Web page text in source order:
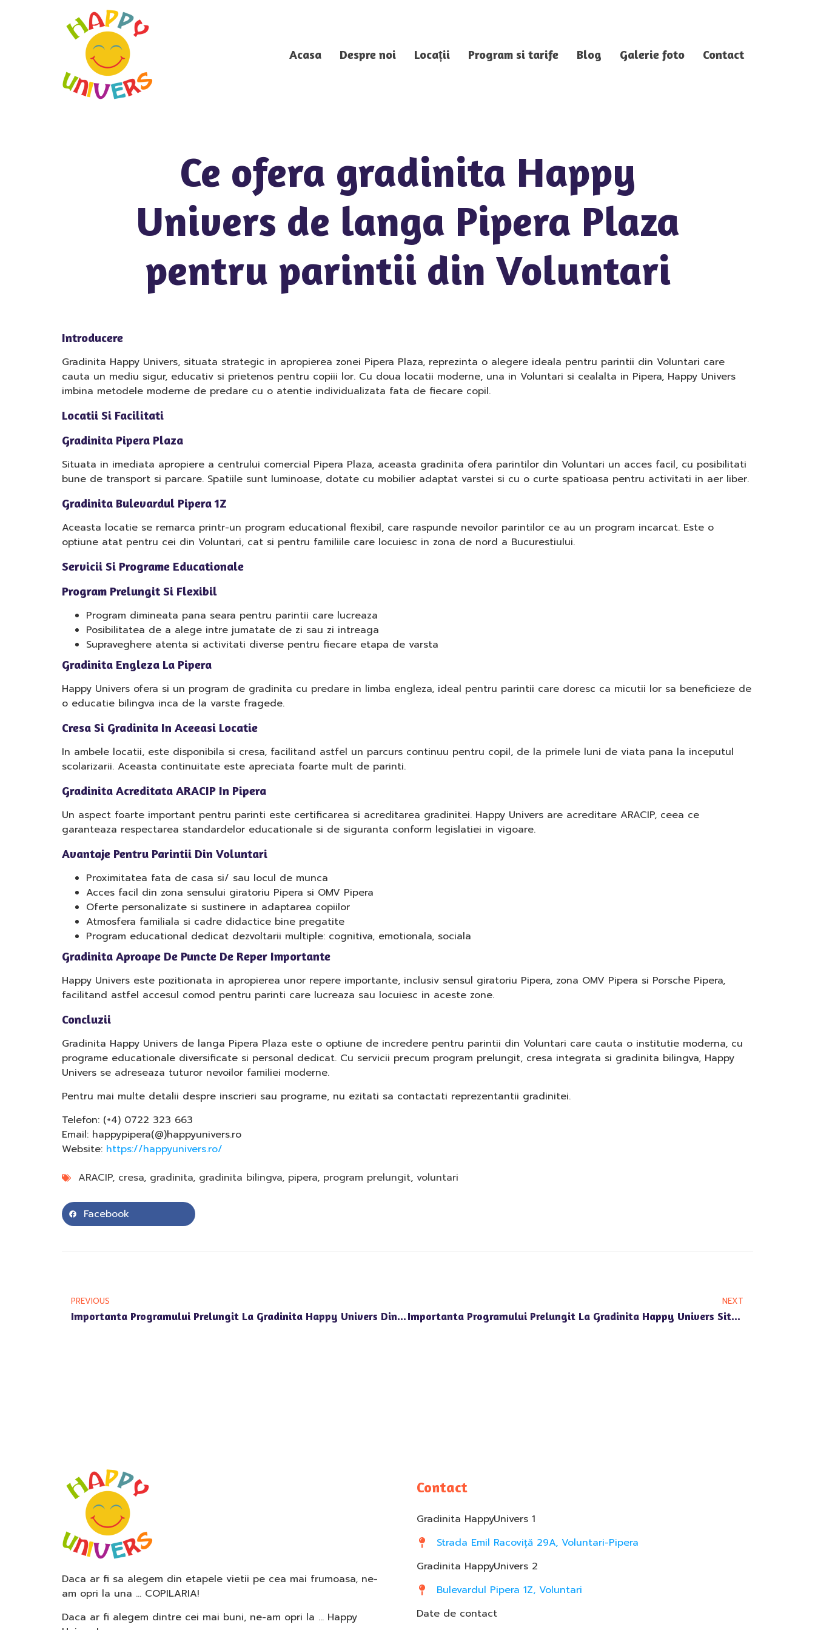
Acasa Despre noi Locații Program si tarife Blog Galerie foto Contact
Ce ofera gradinita Happy
Univers de langa Pipera Plaza
pentru parintii din Voluntari
Introducere
Gradinita Happy Univers, situata strategic in apropierea zonei Pipera Plaza, reprezinta o alegere ideala pentru parintii din Voluntari care
cauta un mediu sigur, educativ si prietenos pentru copiii lor. Cu doua locatii moderne, una in Voluntari si cealalta in Pipera, Happy Univers
imbina metodele moderne de predare cu o atentie individualizata fata de fiecare copil.
Locatii Si Facilitati
Gradinita Pipera Plaza
Situata in imediata apropiere a centrului comercial Pipera Plaza, aceasta gradinita ofera parintilor din Voluntari un acces facil, cu posibilitati
bune de transport si parcare. Spatiile sunt luminoase, dotate cu mobilier adaptat varstei si cu o curte spatioasa pentru activitati in aer liber.
Gradinita Bulevardul Pipera 1Z
Aceasta locatie se remarca printr-un program educational flexibil, care raspunde nevoilor parintilor ce au un program incarcat. Este o
optiune atat pentru cei din Voluntari, cat si pentru familiile care locuiesc in zona de nord a Bucurestiului.
Servicii Si Programe Educationale
Program Prelungit Si Flexibil
Program dimineata pana seara pentru parintii care lucreaza
Posibilitatea de a alege intre jumatate de zi sau zi intreaga
Supraveghere atenta si activitati diverse pentru fiecare etapa de varsta
Gradinita Engleza La Pipera
Happy Univers ofera si un program de gradinita cu predare in limba engleza, ideal pentru parintii care doresc ca micutii lor sa beneficieze de
o educatie bilingva inca de la varste fragede.
Cresa Si Gradinita In Aceeasi Locatie
In ambele locatii, este disponibila si cresa, facilitand astfel un parcurs continuu pentru copil, de la primele luni de viata pana la inceputul
scolarizarii. Aceasta continuitate este apreciata foarte mult de parinti.
Gradinita Acreditata ARACIP In Pipera
Un aspect foarte important pentru parinti este certificarea si acreditarea gradinitei. Happy Univers are acreditare ARACIP, ceea ce
garanteaza respectarea standardelor educationale si de siguranta conform legislatiei in vigoare.
Avantaje Pentru Parintii Din Voluntari
Proximitatea fata de casa si/ sau locul de munca
Acces facil din zona sensului giratoriu Pipera si OMV Pipera
Oferte personalizate si sustinere in adaptarea copiilor
Atmosfera familiala si cadre didactice bine pregatite
Program educational dedicat dezvoltarii multiple: cognitiva, emotionala, sociala
Gradinita Aproape De Puncte De Reper Importante
Happy Univers este pozitionata in apropierea unor repere importante, inclusiv sensul giratoriu Pipera, zona OMV Pipera si Porsche Pipera,
facilitand astfel accesul comod pentru parinti care lucreaza sau locuiesc in aceste zone.
Concluzii
Gradinita Happy Univers de langa Pipera Plaza este o optiune de incredere pentru parintii din Voluntari care cauta o institutie moderna, cu
programe educationale diversificate si personal dedicat. Cu servicii precum program prelungit, cresa integrata si gradinita bilingva, Happy
Univers se adreseaza tuturor nevoilor familiei moderne.
Pentru mai multe detalii despre inscrieri sau programe, nu ezitati sa contactati reprezentantii gradinitei.
Telefon: (+4) 0722 323 663
Email: happypipera(@)happyunivers.ro
Website: https://happyunivers.ro/
ARACIP, cresa, gradinita, gradinita bilingva, pipera, program prelungit, voluntari
Facebook
PREVIOUS
Importanta Programului Prelungit La Gradinita Happy Univers Din Zona Sensului Giratoriu Pipera
NEXT
Importanta Programului Prelungit La Gradinita Happy Univers Situata Aproape De Sensul Giratoriu Din Pipera
Daca ar fi sa alegem din etapele vietii pe cea mai frumoasa, ne-
am opri la una … COPILARIA!
Daca ar fi alegem dintre cei mai buni, ne-am opri la … Happy
Contact
Gradinita HappyUnivers 1
Strada Emil Racoviță 29A, Voluntari-Pipera
Gradinita HappyUnivers 2
Bulevardul Pipera 1Z, Voluntari
Date de contact